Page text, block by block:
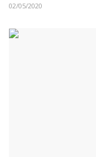
02/05/2020